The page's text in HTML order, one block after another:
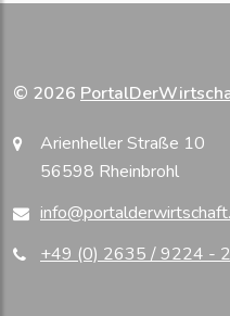
© 2026
Arienheller Straße 10
56598 Rheinbrohl
+49 (0) 2635 / 9224 -